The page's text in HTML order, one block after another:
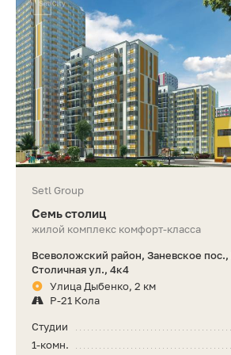
Setl Group
Семь столиц
жилой комплекс комфорт-класса
Всеволожский район, Заневское
Столичная ул., 4к4
Улица Дыбенко, 2 км
Р-21 Кола
Студии
1-комн.